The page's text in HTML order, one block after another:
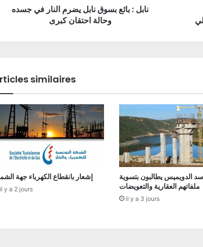
نابل : بائع بسوق نابل يضرم النار في جسده
وحالة احتقان كبرى
similaires
إشعار بانقطاع الكهرباء جهة
il y a 2 jours
الدويميس يطالبون بتسوية
ملفاتهم العقارية والتعويضات
il y a 3 jours